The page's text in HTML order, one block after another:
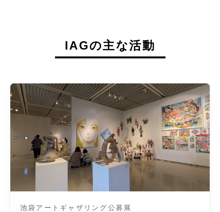
IAGの主な活動
池袋アートギャザリング公募展